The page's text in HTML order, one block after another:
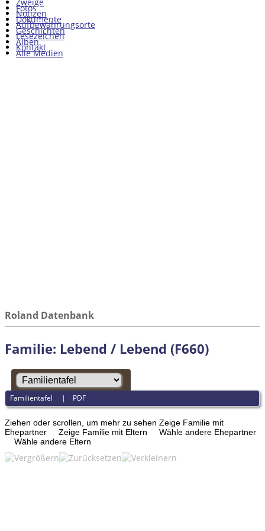
Fotos
Dokumente
Geschichten
Alben
Alle Medien
Notizen
Aufbewahrungsorte
Lesezeichen
Kontakt
Roland Datenbank
Familie: Lebend / Lebend (F660)
Familientafel | PDF
Ziehen oder scrollen, um mehr zu sehen Zeige Familie mit
Ehepartner
Zeige Familie mit Eltern
Wähle andere Ehepartner
Wähle andere Eltern